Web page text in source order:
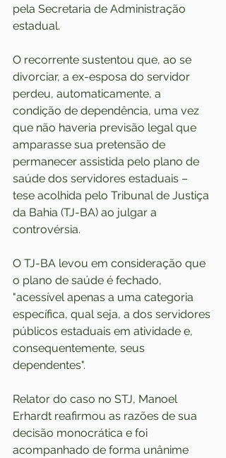
pela Secretaria de Administração
estadual.
O recorrente sustentou que, ao se
divorciar, a ex-esposa do servidor
perdeu, automaticamente, a
condição de dependência, uma vez
que não haveria previsão legal que
amparasse sua pretensão de
permanecer assistida pelo plano de
saúde dos servidores estaduais –
tese acolhida pelo Tribunal de Justiça
da Bahia (TJ-BA) ao julgar a
controvérsia.
O TJ-BA levou em consideração que
o plano de saúde é fechado,
"acessível apenas a uma categoria
específica, qual seja, a dos servidores
públicos estaduais em atividade e,
consequentemente, seus
dependentes".
Relator do caso no STJ, Manoel
Erhardt reafirmou as razões de sua
decisão monocrática e foi
acompanhado de forma unânime